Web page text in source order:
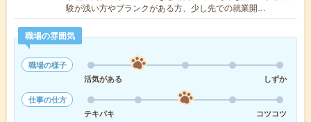
験が浅い方やブランクがある方、少し先での就業開…
職場の雰囲気
職場の様子
活気がある
しずか
仕事の仕方
テキパキ
コツコツ